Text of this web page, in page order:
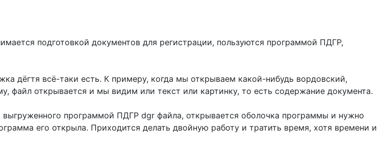
подготовкой документов для регистрации, пользуются программой ПДГР,
дёгтя всё-таки есть. К примеру, когда мы открываем какой-нибудь вордовский,
файл открывается и мы видим или текст или картинку, то есть содержание документа.
программой ПДГР dgr файла, открывается оболочка программы и нужно
его открыла. Приходится делать двойную работу и тратить время, хотя времени и